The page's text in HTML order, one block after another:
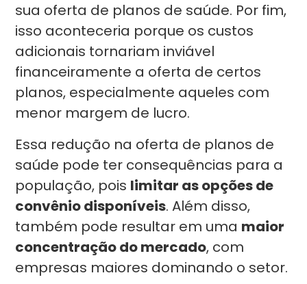
sua oferta de planos de saúde. Por fim,
isso aconteceria porque os custos
adicionais tornariam inviável
financeiramente a oferta de certos
planos, especialmente aqueles com
menor margem de lucro.
Essa redução na oferta de planos de
saúde pode ter consequências para a
população, pois limitar as opções de
convênio disponíveis. Além disso,
também pode resultar em uma maior
concentração do mercado, com
empresas maiores dominando o setor.